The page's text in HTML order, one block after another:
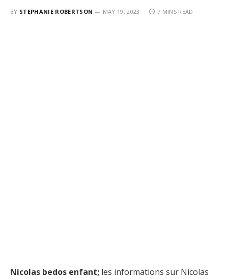
BY STEPHANIE ROBERTSON MAY 19, 2023 7 MINS READ
Nicolas bedos enfant; les informations sur Nicolas